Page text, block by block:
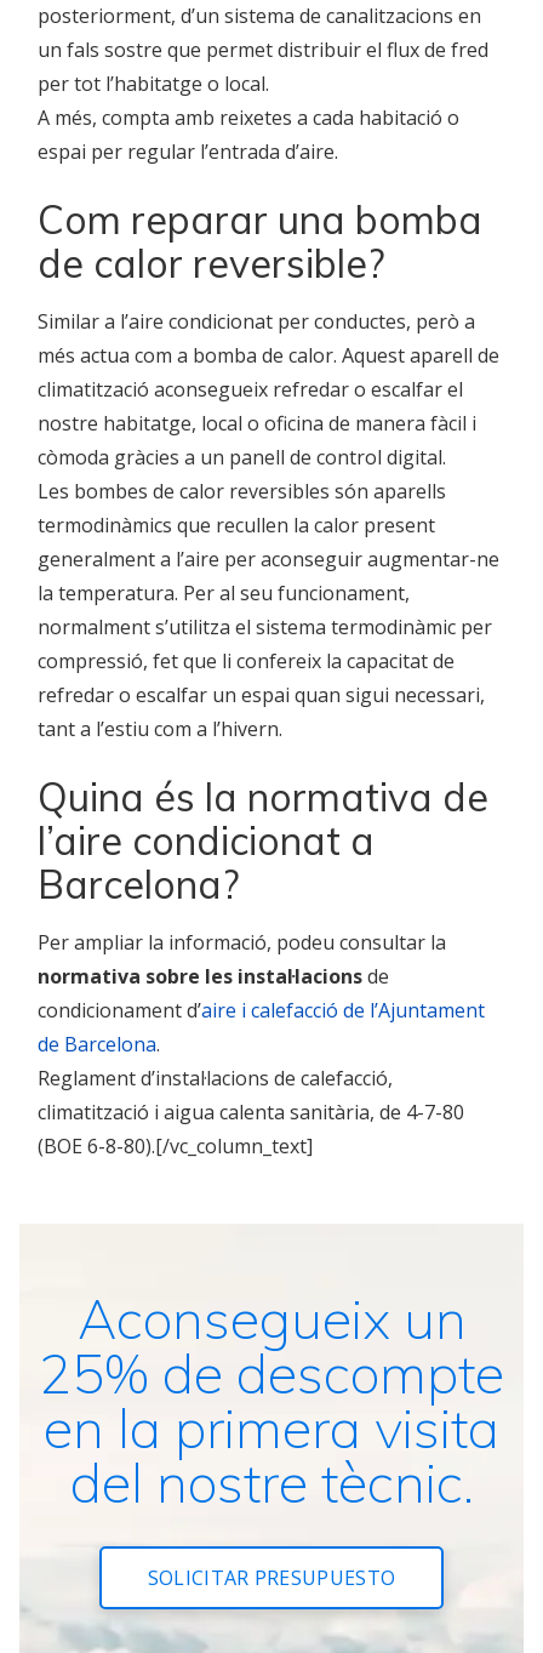
posteriorment, d’un sistema de canalitzacions en
un fals sostre que permet distribuir el flux de fred
per tot l’habitatge o local.
A més, compta amb reixetes a cada habitació o
espai per regular l’entrada d’aire.
Com reparar una bomba
de calor reversible?
Similar a l’aire condicionat per conductes, però a
més actua com a bomba de calor. Aquest aparell de
climatització aconsegueix refredar o escalfar el
nostre habitatge, local o oficina de manera fàcil i
còmoda gràcies a un panell de control digital.
Les bombes de calor reversibles són aparells
termodinàmics que recullen la calor present
generalment a l’aire per aconseguir augmentar-ne
la temperatura. Per al seu funcionament,
normalment s’utilitza el sistema termodinàmic per
compressió, fet que li confereix la capacitat de
refredar o escalfar un espai quan sigui necessari,
tant a l’estiu com a l’hivern.
Quina és la normativa de
l’aire condicionat a
Barcelona?
Per ampliar la informació, podeu consultar la
normativa sobre les instal·lacionsde
condicionament d’aire i calefacció de l’Ajuntament
de Barcelona.
Reglament d’instal·lacions de calefacció,
climatització i aigua calenta sanitària, de 4-7-80
(BOE 6-8-80).[/vc_column_text]
Aconsegueix un
25% de descompte
en la primera visita
del nostre tècnic.
SOLICITAR PRESUPUESTO